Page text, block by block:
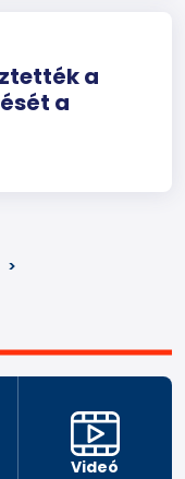
Videó
a
a
>